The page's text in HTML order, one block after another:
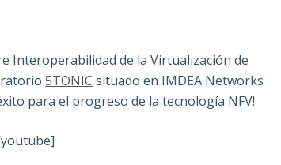
Interoperabilidad de la Virtualización de
5TONIC situado en IMDEA Networks
para el progreso de la tecnología NFV!